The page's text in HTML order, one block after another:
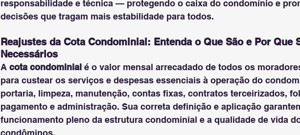
responsabilidade e técnica — protegendo o caixa do condomínio e
decisões que tragam mais estabilidade para todos.
Reajustes da Cota Condominial: Entenda o Que São e Por Que
Necessários
A cota condominial é o valor mensal arrecadado de todos os
para custear os serviços e despesas essenciais à operação do
portaria, limpeza, manutenção, contas fixas, contratos terceirizados,
pagamento e administração. Sua correta definição e aplicação
funcionamento pleno da estrutura condominial e a qualidade de vida
condôminos.